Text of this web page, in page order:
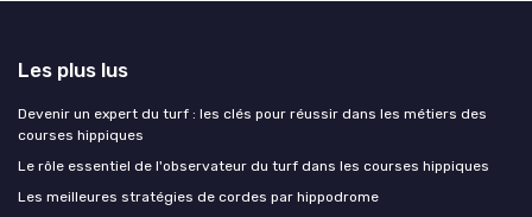
Les plus lus
Devenir un expert du turf : les clés pour réussir dans les métiers des
courses hippiques
Le rôle essentiel de l'observateur du turf dans les courses hippiques
Les meilleures stratégies de cordes par hippodrome